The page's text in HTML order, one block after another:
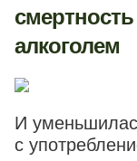
алкоголем
И
с